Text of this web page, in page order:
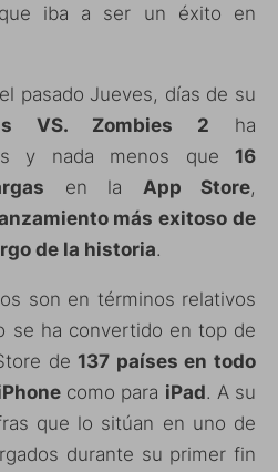
iba a ser un éxito en
pasado Jueves, días de su
VS. Zombies 2 ha
y nada menos que 16
en la App Store,
más exitoso de
de la historia.
son en términos relativos
se ha convertido en top de
de 137 países en todo
como para iPad. A su
que lo sitúan en uno de
durante su primer fin